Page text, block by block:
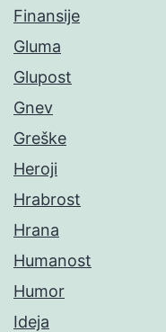
Finansije
Gluma
Glupost
Gnev
Greške
Heroji
Hrabrost
Hrana
Humanost
Humor
Ideja